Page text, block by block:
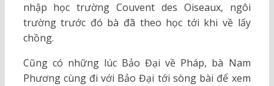
nhập học trường Couvent des Oiseaux, ngôi
trường trước đó bà đã theo học tới khi về lấy
chồng.
Cũng có những lúc Bảo Đại về Pháp, bà Nam
Phương cùng đi với Bảo Đại tới sòng bài để xem